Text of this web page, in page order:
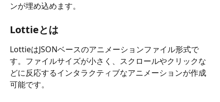
ンが埋め込めます。
Lottieとは
LottieはJSONベースのアニメーションファイル形式で
す。ファイルサイズが小さく、スクロールやクリックな
どに反応するインタラクティブなアニメーションが作成
可能です。